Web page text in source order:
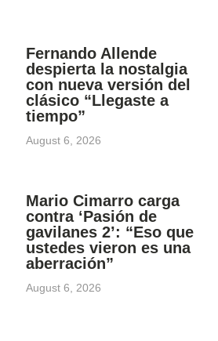
Fernando Allende
despierta la nostalgia
con nueva versión del
clásico “Llegaste a
tiempo”
August 6, 2026
Mario Cimarro carga
contra ‘Pasión de
gavilanes 2’: “Eso que
ustedes vieron es una
aberración”
August 6, 2026